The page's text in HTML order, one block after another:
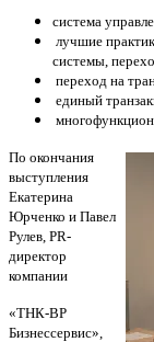
система
лучшие
системы,
переход на
единый
По окончания
выступления
Екатерина
Юрченко и Павел
Рулев, PR-
директор
компании
«ТНК-ВР
Бизнессервис»,